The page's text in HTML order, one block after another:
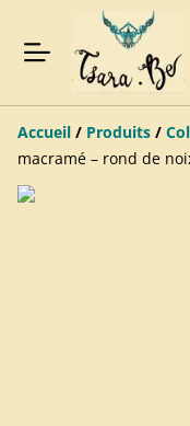
Accueil / Produits /
macramé – rond de